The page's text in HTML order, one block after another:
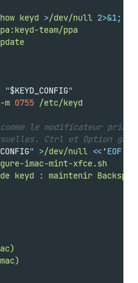
keyd >/dev/null 2>&1;
team/ppa
"$KEYD_CONFIG"
-m 0755 /etc/keyd
comme le modificateur
Ctrl et Option
" >/dev/null << ' EOF
imac-mint-xfce.sh
keyd : maintenir